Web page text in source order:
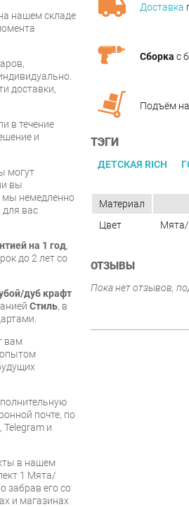
Доставка
Сборка с
Подъём
ТЭГИ
ДЕТСКАЯ RICH
нашем складе
доставки,
в течение
и
могут
вы
мы немедленно
для вас
на 1 год,
до 2 лет со
дуб крафт
Стиль, в
вам
почте, по
Telegram и
в нашем
1 Мята/
забрав его со
и магазинах
Материал
Цвет
Мята/
ОТЗЫВЫ
Пока нет отзывов,